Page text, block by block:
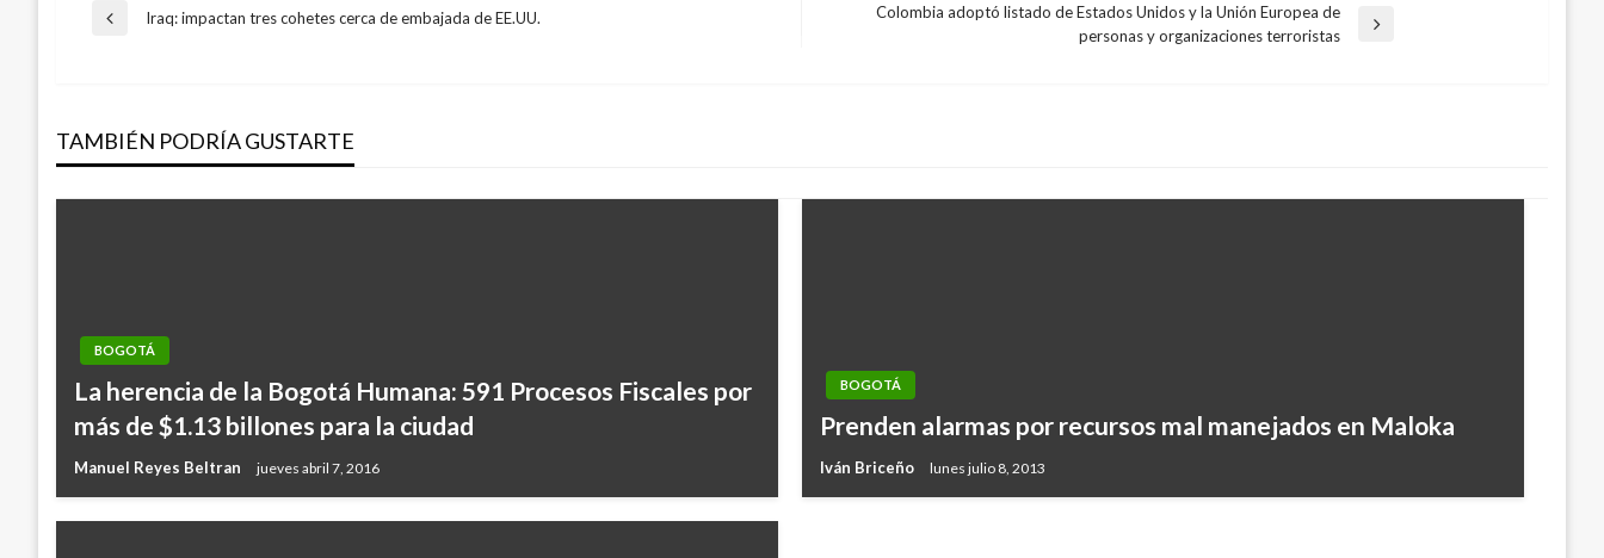
Navegación
entradas
Entrada
Iraq: impactan tres cohetes cerca de embajada de EE.UU.
Colombia adoptó listado de Estados Unidos y la Unión Europea de
personas y organizaciones terroristas
TAMBIÉN PODRÍA GUSTARTE
BOGOTÁ
La herencia de la Bogotá Humana: 591 Procesos Fiscales por
más de $1.13 billones para la ciudad
Manuel Reyes Beltran jueves abril 7, 2016
BOGOTÁ
Prenden alarmas por recursos mal manejados en Maloka
Iván Briceño lunes julio 8, 2013
BOGOTÁ
Cada hora son atacados dos ciudadanos por perros en